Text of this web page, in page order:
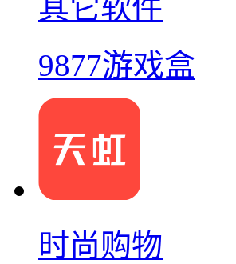
其它软件
9877游戏盒
时尚购物